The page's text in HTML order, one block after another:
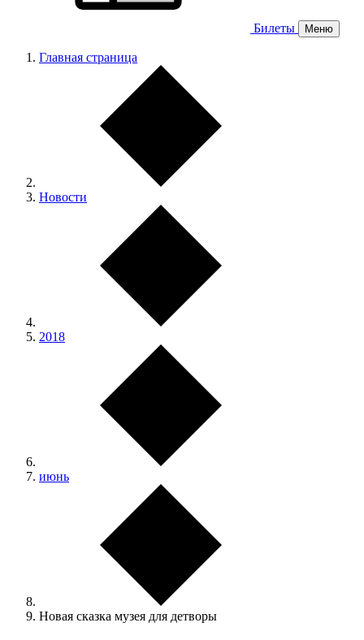
Билеты Меню
Главная страница
Новости
2018
июнь
Новая сказка музея для детворы